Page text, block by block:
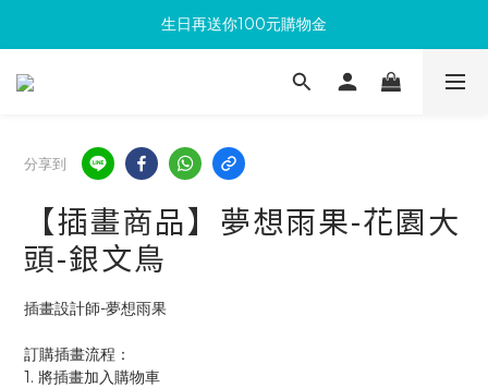
滿300回饋10%購物金
生日再送你100元購物金
加入成為新會員 馬上領取50元購物金
分享到
【插畫商品】夢想雨果-花園大
頭-銀文鳥
插畫設計師-夢想雨果
訂購插畫流程：
1. 將插畫加入購物車